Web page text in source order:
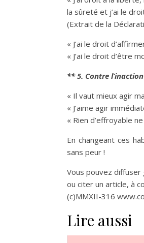
la sûreté et j’ai le
(Extrait de la
« J’ai le droit
« J’ai le droit d’être
** 5. Contre
« Il vaut mieux agir
« J’aime agir
« Rien d’effroyable
En changeant ces
sans peur !
Vous pouvez
ou citer un article, à
(c)MMXII-316 www.
Lire aussi